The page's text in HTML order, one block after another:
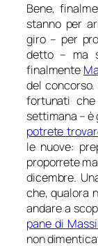
Bene,
stanno per
giro – per
detto – ma
finalmente
del
fortunati
settimana –
potrete
le nuove:
proporrete
dicembre.
che, qualora
andare a
pane di
non